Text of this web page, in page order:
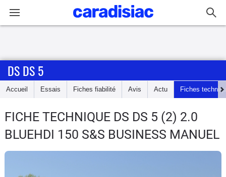
Accueil
Essais
Guide
DS DS 5
Accueil Essais Fiches fiabilité Avis Actu Fiches
FICHE TECHNIQUE DS DS 5 (2) 2.0
BLUEHDI 150 S&S BUSINESS MANUEL